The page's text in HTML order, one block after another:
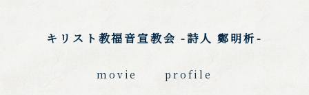
キリスト教福音宣教会 -詩人 鄭明析-
movie profile